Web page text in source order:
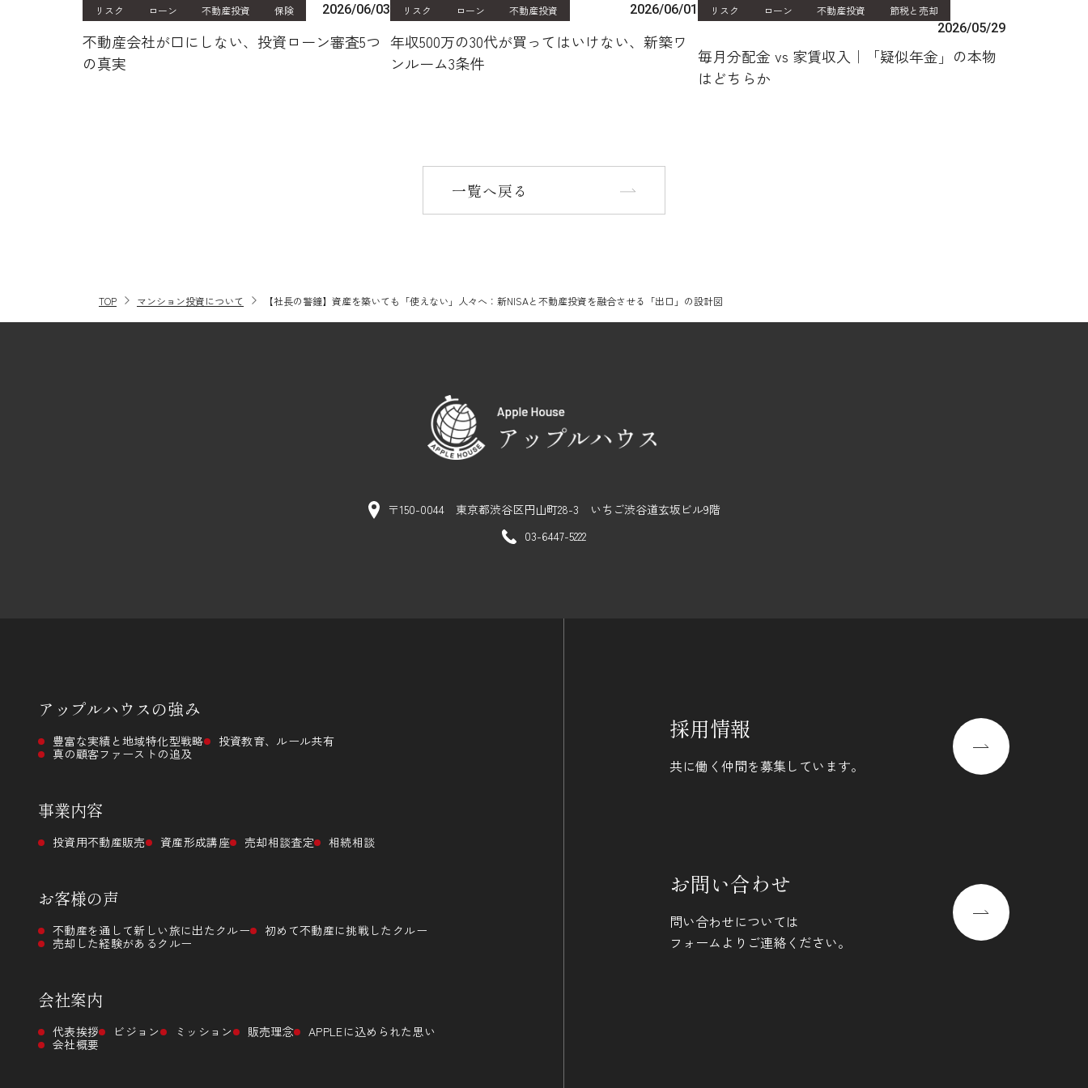
リスク ローン 不動産投資 保険 2026/06/03
不動産会社が口にしない、投資ローン審査5つ
の真実
リスク ローン 不動産投資 2026/06/01
年収500万の30代が買ってはいけない、新築ワ
ンルーム3条件
リスク ローン 不動産投資 節税と売却
2026/05/29
毎月分配金 vs 家賃収入｜「疑似年金」の本物
はどちらか
一覧へ戻る
TOP マンション投資について 【社長の警鐘】資産を築いても「使えない」人々へ：新NISAと不動産投資を融合させる「出口」の設計図
〒150-0044 東京都渋谷区円山町28-3
いちご渋谷道玄坂ビル9階
03-6447-5222
アップルハウスの強み
豊富な実績と地域特化型戦略
投資教育、ルール共有
真の顧客ファーストの追及
事業内容
投資用不動産販売 資産形成講座 売却相談査定 相続相談
お客様の声
不動産を通して新しい旅に出たクルー
初めて不動産に挑戦したクルー
売却した経験があるクルー
会社案内
代表挨拶 ビジョン ミッション 販売理念
APPLEに込められた思い
会社概要
採用情報
共に働く仲間を募集しています。
お問い合わせ
問い合わせについては
フォームよりご連絡ください。